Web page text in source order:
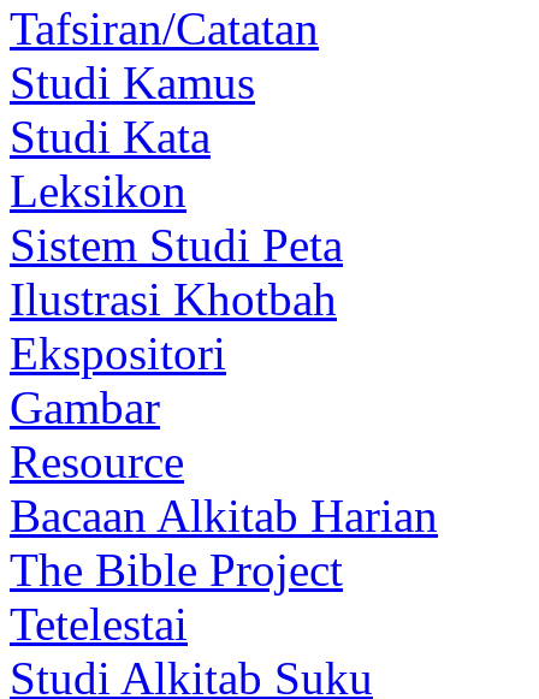
Tafsiran/Catatan
Studi Kamus
Studi Kata
Leksikon
Sistem Studi Peta
Ilustrasi Khotbah
Ekspositori
Gambar
Resource
Bacaan Alkitab Harian
The Bible Project
Tetelestai
Studi Alkitab Suku